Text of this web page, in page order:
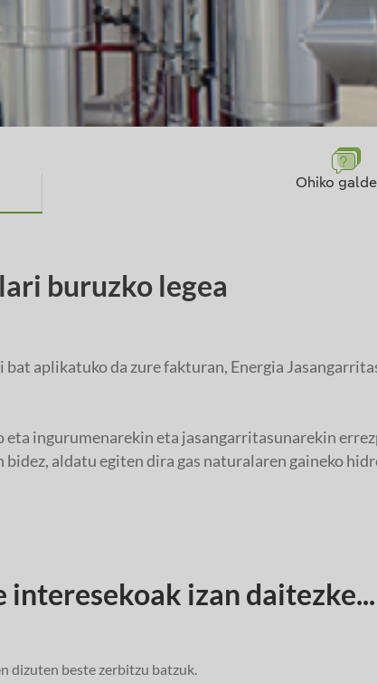
Ohiko
buruzko legea
aplikatuko da zure fakturan, Energia
ingurumenarekin eta jasangarritasunarekin
aldatu egiten dira gas naturalaren gaineko
interesekoak izan daitezke...
dizuten beste zerbitzu batzuk.